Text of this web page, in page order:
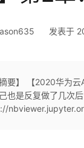
发表于
摘要】 【2020华为
也是反复做了几次